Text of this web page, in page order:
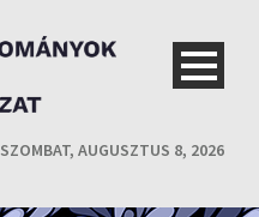
SZOMBAT, AUGUSZTUS 8, 2026